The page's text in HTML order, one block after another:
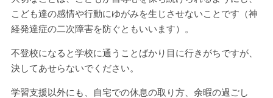
こども達の感情や行動にゆがみを生じさせないことです（神
経発達症の二次障害を防ぐともいいます）。
不登校になると学校に通うことばかり目に行きがちですが、
決してあせらないでください。
学習支援以外にも、自宅での休息の取り方、余暇の過ごし